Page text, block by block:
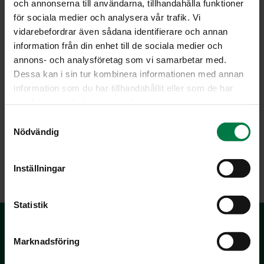
och annonserna till användarna, tillhandahålla funktioner
för sociala medier och analysera vår trafik. Vi
vidarebefordrar även sådana identifierare och annan
information från din enhet till de sociala medier och
annons- och analysföretag som vi samarbetar med.
Dessa kan i sin tur kombinera informationen med annan
information som du har tillhandahållit eller som de har
k
Nödvändig
Inställningar
Statistik
Marknadsföring
imeytynyt.
Lisää lopuksi puolukat ja mausta suolalla ja pippurilla.
Voit tarjota hillokkeen heti tai vasta jäähtyneenä.
Ohje: Kotimaiset Kasvikset ry
Kaalit,Kylmät lisäkeruoat
Vegetaariset